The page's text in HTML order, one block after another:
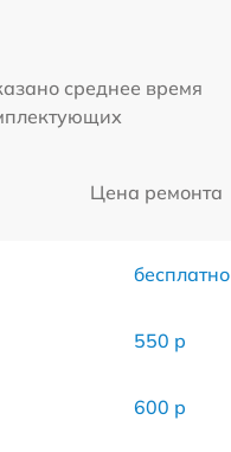
среднее время
Цена ремонта
бесплатно
550 р
600 р